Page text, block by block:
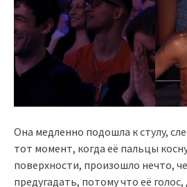
Она медленно подошла к стулу,
тот момент, когда её пальцы
поверхности, произошло нечто,
предугадать, потому что её голос,